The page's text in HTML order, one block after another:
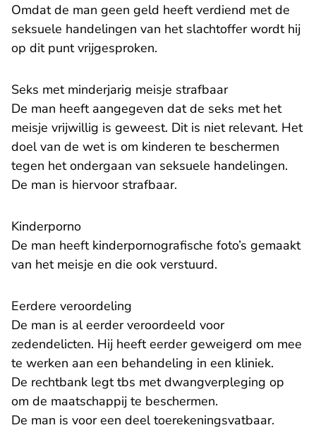
Omdat de man geen geld heeft verdiend met de
seksuele handelingen van het slachtoffer wordt hij
op dit punt vrijgesproken.
Seks met minderjarig meisje strafbaar
De man heeft aangegeven dat de seks met het
meisje vrijwillig is geweest. Dit is niet relevant. Het
doel van de wet is om kinderen te beschermen
tegen het ondergaan van seksuele handelingen.
De man is hiervoor strafbaar.
Kinderporno
De man heeft kinderpornografische foto’s gemaakt
van het meisje en die ook verstuurd.
Eerdere veroordeling
De man is al eerder veroordeeld voor
zedendelicten. Hij heeft eerder geweigerd om mee
te werken aan een behandeling in een kliniek.
De rechtbank legt tbs met dwangverpleging op
om de maatschappij te beschermen.
De man is voor een deel toerekeningsvatbaar.